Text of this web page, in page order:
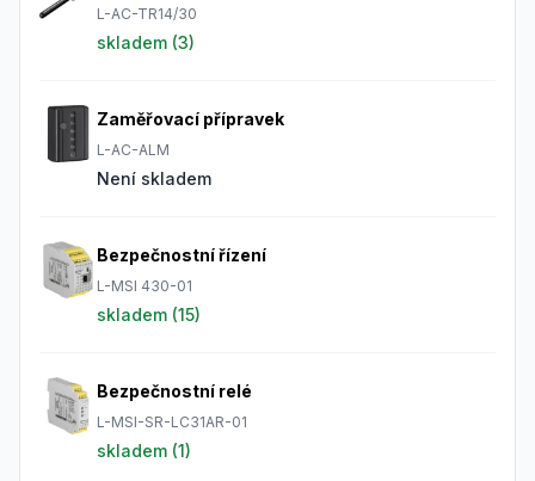
L-AC-TR14/30
skladem (3)
Zaměřovací přípravek
L-AC-ALM
Není skladem
Bezpečnostní řízení
L-MSI 430-01
skladem (15)
Bezpečnostní relé
L-MSI-SR-LC31AR-01
skladem (1)